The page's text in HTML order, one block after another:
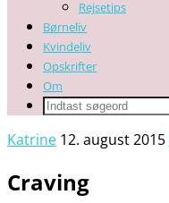
Rejsetips
Børneliv
Kvindeliv
Opskrifter
Om
Katrine 12. august 2015
Craving